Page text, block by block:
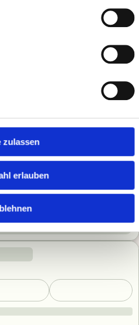
zulassen
erlauben